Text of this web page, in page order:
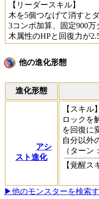
【リーダースキル】
木を5個つなげて消すと
3コンボ加算、固定900万
木属性のHPと回復力が2.5
他の進化形態
進化形態
アシ
スト進化
【スキル】
ロックを
を回復に
自分以外
（ターン
【覚醒ス
▶他のモンスターを検索